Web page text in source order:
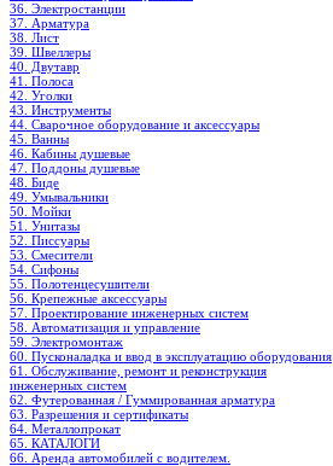
36. Электростанции
37. Арматура
38. Лист
39. Швеллеры
40. Двутавр
41. Полоса
42. Уголки
43. Инструменты
44. Сварочное оборудование и аксессуары
45. Ванны
46. Кабины душевые
47. Поддоны душевые
48. Биде
49. Умывальники
50. Мойки
51. Унитазы
52. Писсуары
53. Смесители
54. Сифоны
55. Полотенцесушители
56. Крепежные аксессуары
57. Проектирование инженерных систем
58. Автоматизация и управление
59. Электромонтаж
60. Пусконаладка и ввод в эксплуатацию оборудования
61. Обслуживание, ремонт и реконструкция
инженерных систем
62. Футерованная / Гуммированная арматура
63. Разрешения и сертификаты
64. Металлопрокат
65. КАТАЛОГИ
66. Аренда автомобилей с водителем.